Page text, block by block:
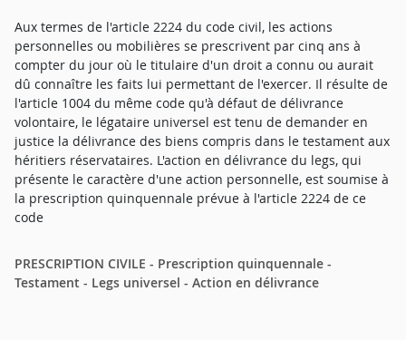
Aux termes de l'article 2224 du code civil, les actions
personnelles ou mobilières se prescrivent par cinq ans à
compter du jour où le titulaire d'un droit a connu ou aurait
dû connaître les faits lui permettant de l'exercer. Il résulte de
l'article 1004 du même code qu'à défaut de délivrance
volontaire, le légataire universel est tenu de demander en
justice la délivrance des biens compris dans le testament aux
héritiers réservataires. L'action en délivrance du legs, qui
présente le caractère d'une action personnelle, est soumise à
la prescription quinquennale prévue à l'article 2224 de ce
code
PRESCRIPTION CIVILE - Prescription quinquennale -
Testament - Legs universel - Action en délivrance